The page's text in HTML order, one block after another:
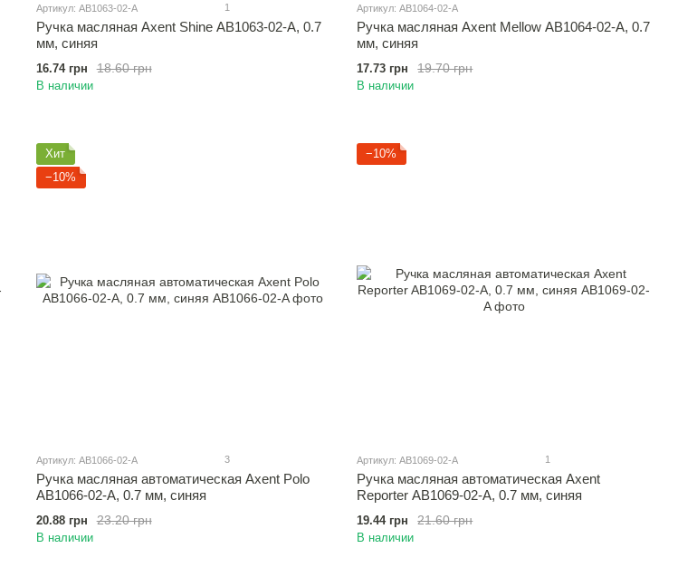
Артикул: AB1063-02-A 1
Ручка масляная Axent Shine AB1063-02-A, 0.7
мм, синяя
18.60 грн
16.74 грн
В наличии
Артикул: AB1064-02-A
Ручка масляная Axent Mellow AB1064-02-A, 0.7
мм, синяя
19.70 грн
17.73 грн
В наличии
Хит
−10%
Артикул: AB1066-02-A 3
Ручка масляная автоматическая Axent Polo
AB1066-02-A, 0.7 мм, синяя
23.20 грн
20.88 грн
В наличии
−10%
Артикул: AB1069-02-A 1
Ручка масляная автоматическая Axent
Reporter AB1069-02-A, 0.7 мм, синяя
21.60 грн
19.44 грн
В наличии